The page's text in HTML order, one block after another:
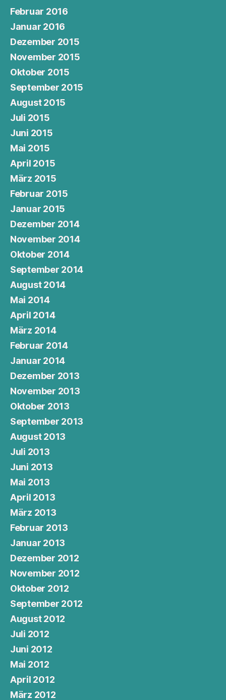
Februar 2016
Januar 2016
Dezember 2015
November 2015
Oktober 2015
September 2015
August 2015
Juli 2015
Juni 2015
Mai 2015
April 2015
März 2015
Februar 2015
Januar 2015
Dezember 2014
November 2014
Oktober 2014
September 2014
August 2014
Mai 2014
April 2014
März 2014
Februar 2014
Januar 2014
Dezember 2013
November 2013
Oktober 2013
September 2013
August 2013
Juli 2013
Juni 2013
Mai 2013
April 2013
März 2013
Februar 2013
Januar 2013
Dezember 2012
November 2012
Oktober 2012
September 2012
August 2012
Juli 2012
Juni 2012
Mai 2012
April 2012
März 2012